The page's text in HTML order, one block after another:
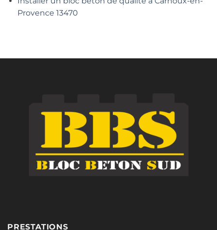
Provence 13470
PRESTATIONS